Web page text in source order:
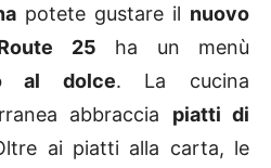
potete gustare il nuovo
25 ha un menù
al dolce. La cucina
abbraccia piatti di
ai piatti alla carta, le